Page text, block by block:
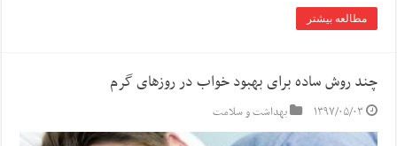
مطالعه بیشتر
چند روش ساده برای بهبود خواب در روزهای گرم
۱۳۹۷/۰۵/۰۳ بهداشت و سلامت